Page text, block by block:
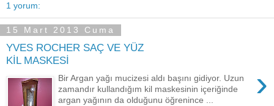
1 yorum:
15 Mart 2013 Cuma
YVES ROCHER SAÇ VE YÜZ
KİL MASKESİ
›
Bir Argan yağı mucizesi aldı başını gidiyor. Uzun
zamandır kullandığım kil maskesinin içeriğinde
argan yağının da olduğunu öğrenince ...